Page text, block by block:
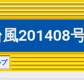
201408